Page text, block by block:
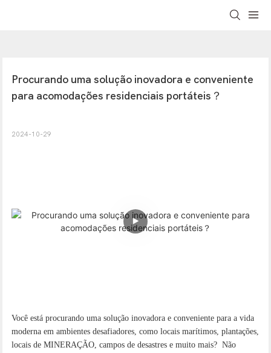
Procurando uma solução inovadora e conveniente
para acomodações residenciais portáteis？
2024-10-29
Você está procurando uma solução inovadora e conveniente para a vida
moderna em ambientes desafiadores, como locais marítimos, plantações,
locais de MINERAÇÃO, campos de desastres e muito mais? Não